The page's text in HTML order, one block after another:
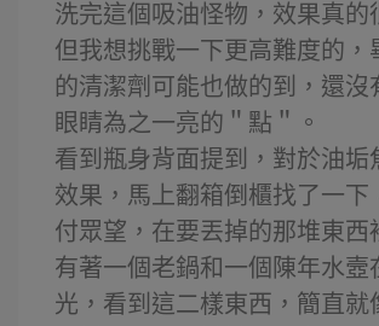
洗完這個吸油怪物，效果真的
但我想挑戰一下更高難度的，
的清潔劑可能也做的到，還沒
眼睛為之一亮的＂點＂。
看到瓶身背面提到，對於油垢
效果，馬上翻箱倒櫃找了一下
付眾望，在要丟掉的那堆東西
有著一個老鍋和一個陳年水壼
光，看到這二樣東西，簡直就